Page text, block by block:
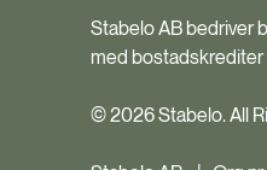
Stabelo AB bedriver
med bostadskrediter
© 2026 Stabelo. All